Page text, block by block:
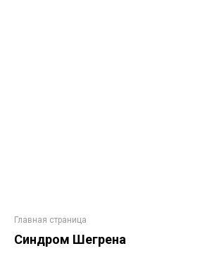
Главная страница
Синдром Шегрена